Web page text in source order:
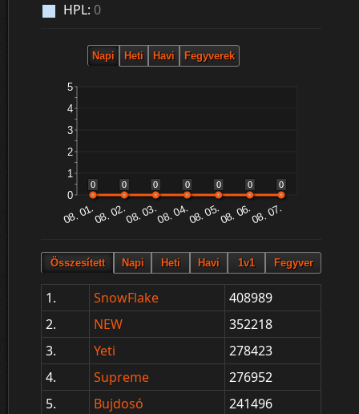
HPL: 0
1. SnowFlake
408989
2.
NEW
352218
3.
Yeti
278423
4.
Supreme
276952
5.
Bujdosó
241496